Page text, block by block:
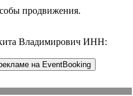
продвижения.
Владимирович ИНН:
на EventBooking